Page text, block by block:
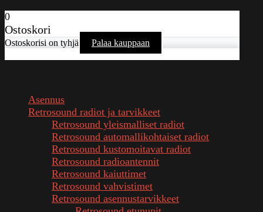
0
Ostoskori
Ostoskorisi on tyhjä Palaa kauppaan
Asennus
Retrosound radiot ja tarvikkeet
Retrosound yleismalliset radiot
Retrosound automallikohtaiset radiot
Retrosound kustomoitavat radiot
Retrosound radioantennit
Retrosound kaiuttimet
Retrosound vahvistimet
Retrosound asennustarvikkeet